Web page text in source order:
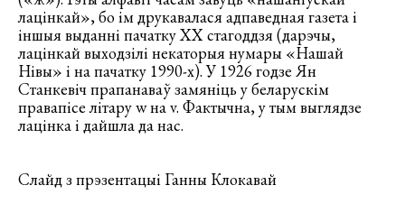
лацінкай», бо ім друкавалася адпаведная газета і
іншыя выданні пачатку ХХ стагоддзя (дарэчы,
лацінкай выходзілі некаторыя нумары «Нашай
Нівы» і на пачатку 1990-х). У 1926 годзе Ян
Станкевіч прапанаваў замяніць у беларускім
правапісе літару w на v. Фактычна, у тым выглядзе
лацінка і дайшла да нас.
Слайд з прэзентацыі Ганны Клокавай